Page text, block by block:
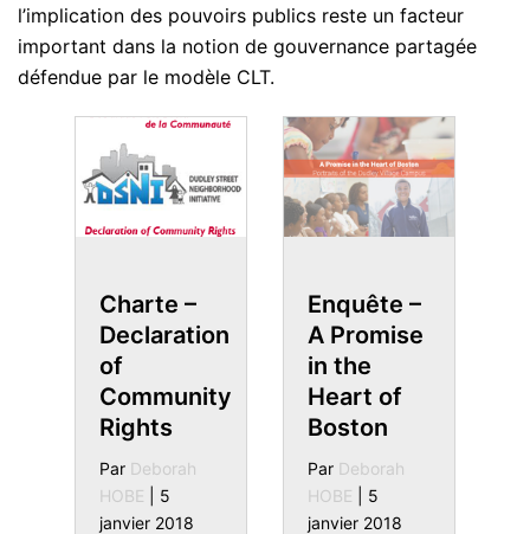
l’implication des pouvoirs publics reste un facteur
important dans la notion de gouvernance partagée
défendue par le modèle CLT.
Charte –
Declaration
of
Community
Rights
Par Deborah
HOBE
5
janvier 2018
Enquête –
A Promise
in the
Heart of
Boston
Par Deborah
HOBE
5
janvier 2018